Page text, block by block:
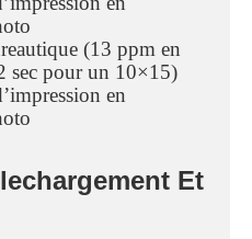
(13 ppm en
sec pour un 10×15)
en
Et